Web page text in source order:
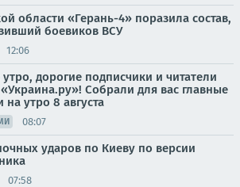
области «Герань-4» поразила состав,
боевиков ВСУ
12:06
дорогие подписчики и читатели
Собрали для вас главные
на утро 8 августа
08:07
ударов по Киеву по версии
07:58